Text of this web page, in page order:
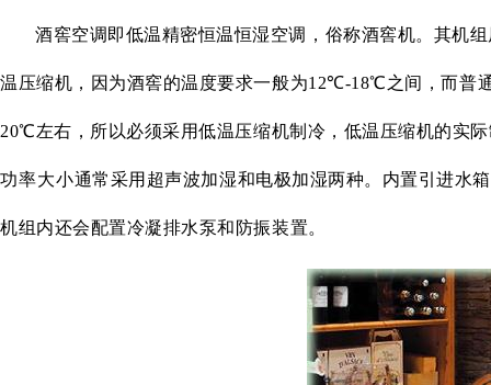
酒窖空调即低温精密恒温恒湿空调，俗称酒窖机。其机
温压缩机，因为酒窖的温度要求一般为12℃-18℃之间，而普
20℃左右，所以必须采用低温压缩机制冷，低温压缩机的实
功率大小通常采用超声波加湿和电极加湿两种。内置引进水
机组内还会配置冷凝排水泵和防振装置。